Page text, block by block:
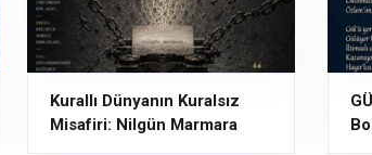
Kurallı Dünyanın Kuralsız
Misafiri: Nilgün Marmara